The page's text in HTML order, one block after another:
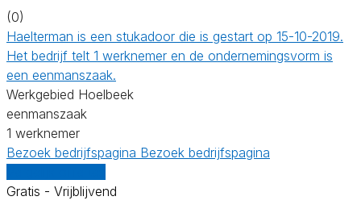
(0)
Haelterman is een stukadoor die is gestart op 15-10-2019.
Het bedrijf telt 1 werknemer en de ondernemingsvorm is
een eenmanszaak.
Werkgebied Hoelbeek
eenmanszaak
1 werknemer
Bezoek bedrijfspagina Bezoek bedrijfspagina
Gratis - Vrijblijvend